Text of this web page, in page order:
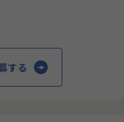
ており、30年以
、高度な分析ノ
する